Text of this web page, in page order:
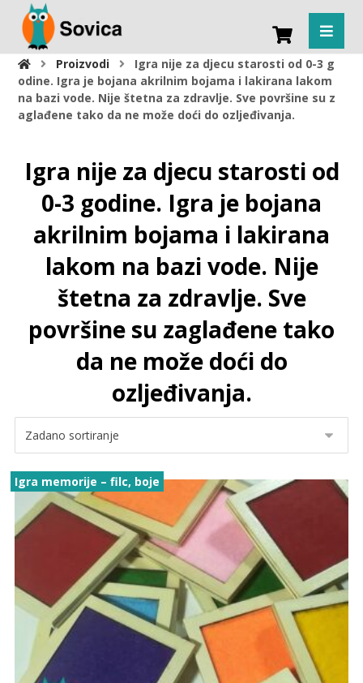
Proizvodi
Igra nije za djecu starosti od 0-3 g
odine. Igra je bojana akrilnim bojama i lakirana lakom
na bazi vode. Nije štetna za zdravlje. Sve površine su z
aglađene tako da ne može doći do ozljeđivanja.
Igra nije za djecu starosti od
0-3 godine. Igra je bojana
akrilnim bojama i lakirana
lakom na bazi vode. Nije
štetna za zdravlje. Sve
površine su zaglađene tako
da ne može doći do
ozljeđivanja.
Igra memorije – filc, boje